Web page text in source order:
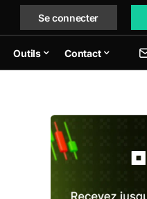
Se connecter
Outils Contact